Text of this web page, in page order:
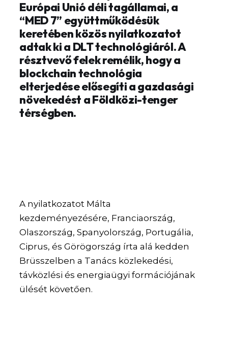
Európai Unió déli tagállamai, a
“MED 7” együttműködésük
keretében közös nyilatkozatot
adtak ki a DLT technológiáról. A
résztvevő felek remélik, hogy a
blockchain technológia
elterjedése elősegíti a gazdasági
növekedést a Földközi-tenger
térségben.
A nyilatkozatot Málta
kezdeményezésére, Franciaország,
Olaszország, Spanyolország, Portugália,
Ciprus, és Görögország írta alá kedden
Brüsszelben a Tanács közlekedési,
távközlési és energiaügyi formációjának
ülését követően.